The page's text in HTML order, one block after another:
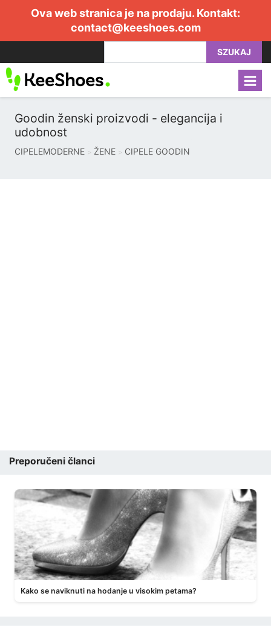
Ova web stranica je na prodaju. Kontakt:
contact@keeshoes.com
SZUKAJ
Goodin ženski proizvodi - elegancija i
udobnost
CIPELEMODERNE ŽENE CIPELE GOODIN
Preporučeni članci
Kako se naviknuti na hodanje u visokim petama?